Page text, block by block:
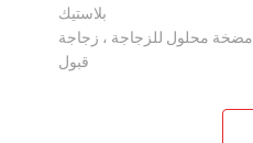
بلاستيك
مضخة محلول للزجاجة ، زجاجة
قبول